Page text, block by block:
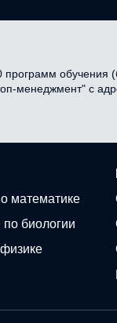
обучения
менеджмент" с
математике
биологии